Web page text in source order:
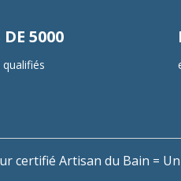
DE 5000
certifié Artisan du Bain =